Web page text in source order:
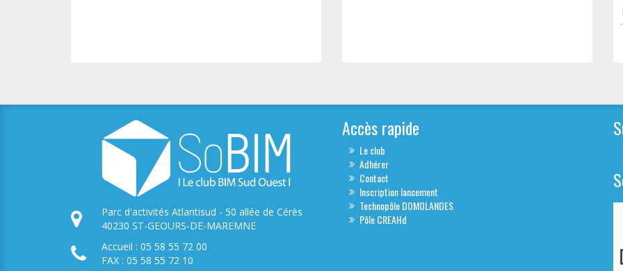
Parc d'activités Atlantisud - 50 allée de Cérès
40230 ST-GEOURS-DE-MAREMNE
Accueil : 05 58 55 72 00
FAX : 05 58 55 72 10
Accès rapide
Le club
Adhérer
Contact
Inscription lancement
Technopôle DOMOLANDES
Pôle CREAHd